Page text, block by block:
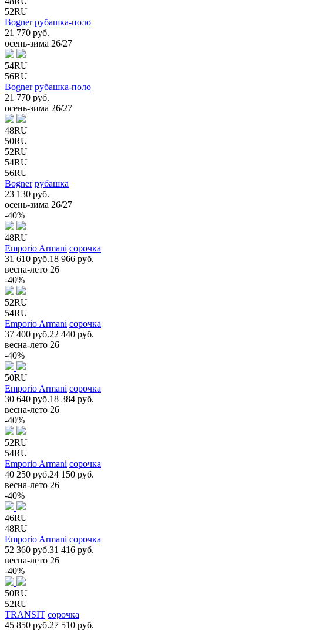
52RU
Bogner рубашка-поло
21 770 руб.
осень-зима 26/27
54RU
56RU
Bogner рубашка-поло
21 770 руб.
осень-зима 26/27
48RU
50RU
52RU
54RU
56RU
Bogner рубашка
23 130 руб.
осень-зима 26/27
-40%
48RU
Emporio Armani сорочка
31 610 руб.18 966 руб.
весна-лето 26
-40%
52RU
54RU
Emporio Armani сорочка
37 400 руб.22 440 руб.
весна-лето 26
-40%
50RU
Emporio Armani сорочка
30 640 руб.18 384 руб.
весна-лето 26
-40%
52RU
54RU
Emporio Armani сорочка
40 250 руб.24 150 руб.
весна-лето 26
-40%
46RU
48RU
Emporio Armani сорочка
52 360 руб.31 416 руб.
весна-лето 26
-40%
50RU
52RU
TRANSIT сорочка
45 850 руб.27 510 руб.